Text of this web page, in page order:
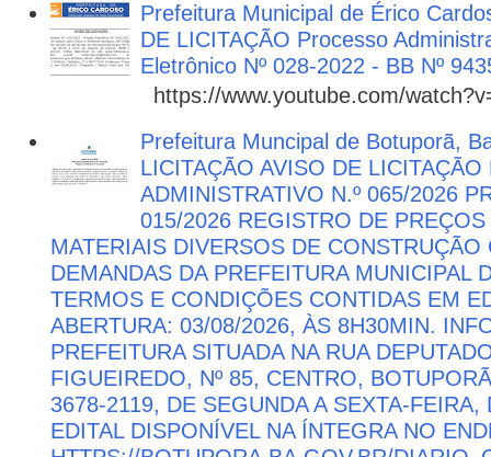
Prefeitura Municipal de Érico
DE LICITAÇÃO Processo
Eletrônico Nº 028-2022 - BB Nº
https://www.youtube.com/
Prefeitura Muncipal de Botuporã,
LICITAÇÃO AVISO DE LICITAÇÃO
ADMINISTRATIVO N.º 065/2026
015/2026 REGISTRO DE
MATERIAIS DIVERSOS DE CONSTRUÇÃO
DEMANDAS DA PREFEITURA MUNICIPAL
TERMOS E CONDIÇÕES CONTIDAS EM
ABERTURA: 03/08/2026, ÀS 8H30MIN.
PREFEITURA SITUADA NA RUA
FIGUEIREDO, Nº 85, CENTRO,
3678-2119, DE SEGUNDA A SEXTA-
EDITAL DISPONÍVEL NA ÍNTEGRA NO